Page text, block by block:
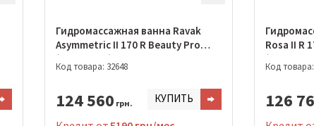
Гидромассажная ванна Ravak
Asymmetric II 170 R Beauty Pro
(GMSR0988)
Код товара: 32648
124 560 грн. КУПИТЬ
Rosa II R
Код
126